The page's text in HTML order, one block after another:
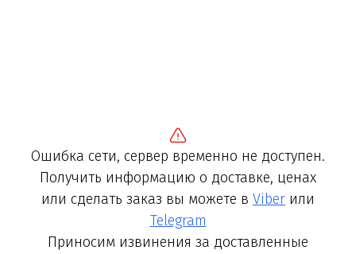
Ошибка сети, сервер временно не доступен.
Получить информацию о доставке, ценах
или сделать заказ вы можете в Viber или
Telegram
Приносим извинения за доставленные